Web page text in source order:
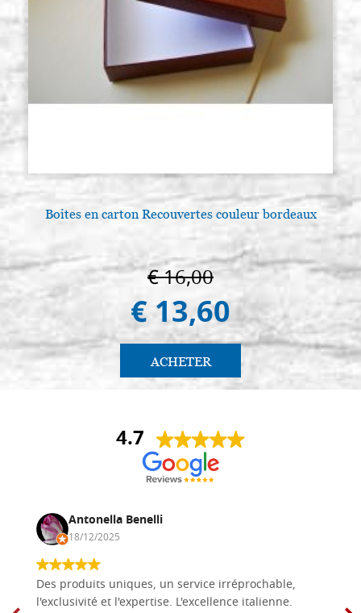
Boites en carton Recouvertes couleur bordeaux
€ 16,00
€ 13,60
ACHETER
4.7
Antonella Benelli
18/12/2025
Des produits uniques, un service irréprochable,
l'exclusivité et l'expertise. L'excellence italienne.